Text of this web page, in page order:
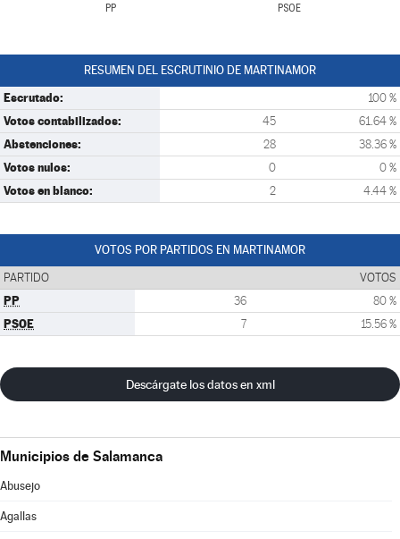
PP PSOE
RESUMEN DEL ESCRUTINIO DE MARTINAMOR
Escrutado: 100 %
Votos contabilizados: 45 61.64 %
Abstenciones: 28 38.36 %
Votos nulos: 0 0 %
Votos en blanco: 2 4.44 %
VOTOS POR PARTIDOS EN MARTINAMOR
PARTIDO VOTOS
PP 36 80 %
PSOE 7 15.56 %
Descárgate los datos en xml
Municipios de Salamanca
Abusejo
Agallas